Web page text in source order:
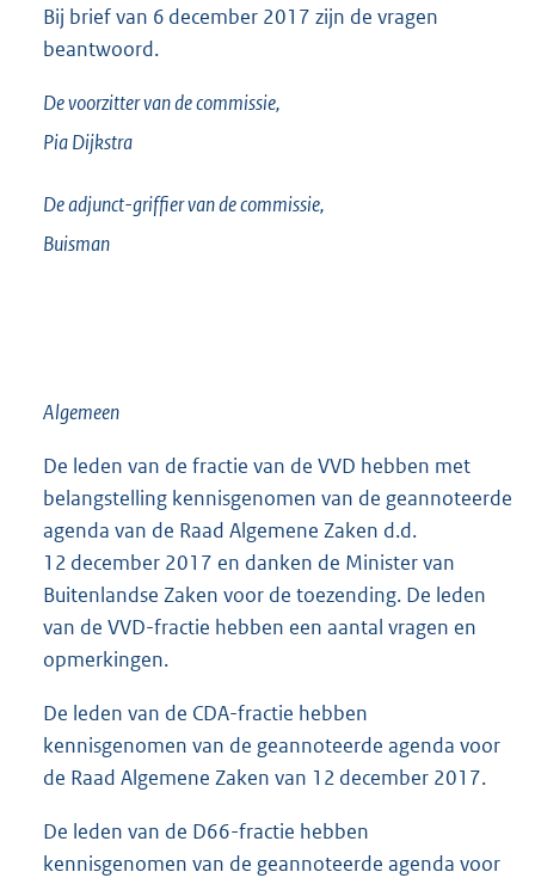
Bij brief van 6 december 2017 zijn de vragen
beantwoord.
De voorzitter van de commissie,
PiaDijkstra
De adjunct-griffier van de commissie,
Buisman
Algemeen
De leden van de fractie van de VVD hebben met
belangstelling kennisgenomen van de geannoteerde
agenda van de Raad Algemene Zaken d.d.
12 december 2017 en danken de Minister van
Buitenlandse Zaken voor de toezending. De leden
van de VVD-fractie hebben een aantal vragen en
opmerkingen.
De leden van de CDA-fractie hebben
kennisgenomen van de geannoteerde agenda voor
de Raad Algemene Zaken van 12 december 2017.
De leden van de D66-fractie hebben
kennisgenomen van de geannoteerde agenda voor